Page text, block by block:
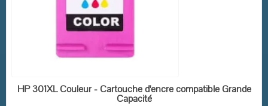
EN STOCK
HP 301XL Couleur - Cartouche d'encre compatible Grande
Capacité